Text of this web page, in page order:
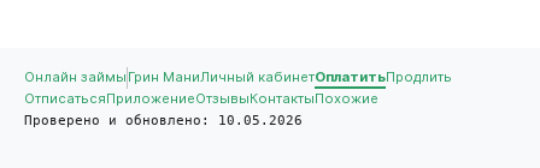
Онлайн займы Грин МаниЛичный кабинетОплатитьПродлить
Отписаться ПриложениеОтзывы Контакты Похожие
Проверено и обновлено: 10.05.2026